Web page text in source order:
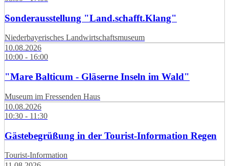
Sonderausstellung "Land.schafft.Klang"
Niederbayerisches Landwirtschaftsmuseum
10.08.2026
10:00 - 16:00
"Mare Balticum - Gläserne Inseln im Wald"
Museum im Fressenden Haus
10.08.2026
10:30 - 11:30
Gästebegrüßung in der Tourist-Information Regen
Tourist-Information